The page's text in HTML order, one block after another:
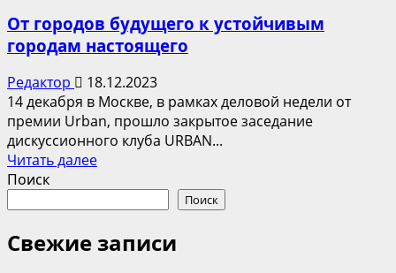
От городов будущего к устойчивым
городам настоящего
Редактор
18.12.2023
14 декабря в Москве, в рамках деловой недели от
премии Urban, прошло закрытое заседание
дискуссионного клуба URBAN...
Читать далееПрочитать
городов
будущего
Поиск
Поиск
Свежие записи